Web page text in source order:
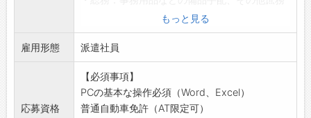
みなさまのご応募を心よりお待ちしております
☆----------------------------------------
☆
・社内システムやIT関連業務のサポート
・電話応対、来客応対等
・各部署との連携や社内環境整備
◎スキルや経験に応じて、段階的に業務をお任
せします
【おすすめポイント】
もっと見る
雇用形態 派遣社員
応募資格
【必須事項】
PCの基本な操作必須（Word、Excel）
普通自動車免許（AT限定可）